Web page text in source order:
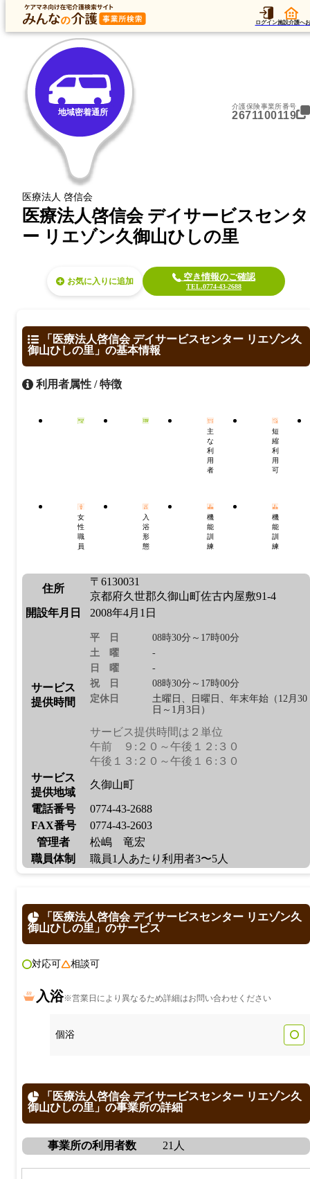
ログイン施設介護へ
トップ データ
トップ 京都府 久世郡久御山町 地域密着通所 医療法人啓信会 デイサービスセンタ
地域密着通所
医療法人 啓信会
介護保険事業所番号
2671100119
医療法人啓信会 デイサービスセンタ
ー リエゾン久御山ひしの里
お気に入り 空き情報のご確認
TEL.0774-43-2688
「医療法人啓信会 デイサービスセンター リエゾン久
御山ひしの里」の基本情報
利用者属性 / 特徴
主
な
利
用
者
短
縮
利
用
可
女
性
職
員
入
浴
形
態
機
能
訓
練
機
能
訓
練
住所
〒6130031
京都府久世郡久御山町佐古内屋敷91-4
開設年月日
2008年4月1日
サービス
提供時間
平日
08時30分～17時00分
土曜
-
日曜
-
祝日
08時30分～17時00分
定休日
土曜日、日曜日、年末年始（12月30
日～1月3日）
サービス提供時間は２単位
午前 ９:２０～午後１２:３０
午後１３:２０～午後１６:３０
サービス
提供地域
久御山町
電話番号
0774-43-2688
FAX番号
0774-43-2603
管理者
松嶋 竜宏
職員体制
職員1人あたり利用者3〜5人
「医療法人啓信会 デイサービスセンター リエゾン久
御山ひしの里」のサービス
対応可 相談可
入浴※営業日により異なるため詳細はお問い合わせください
個浴
「医療法人啓信会 デイサービスセンター リエゾン久
御山ひしの里」の事業所の詳細
事業所の利用者数 21人